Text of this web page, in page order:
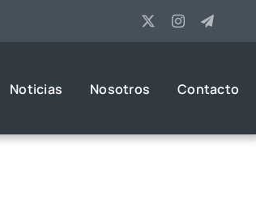
Noticias Nosotros Contacto